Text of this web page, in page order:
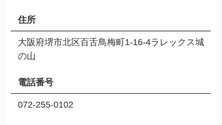
住所
大阪府堺市北区百舌鳥梅町1-16-4ラレックス城
の山
電話番号
072-255-0102